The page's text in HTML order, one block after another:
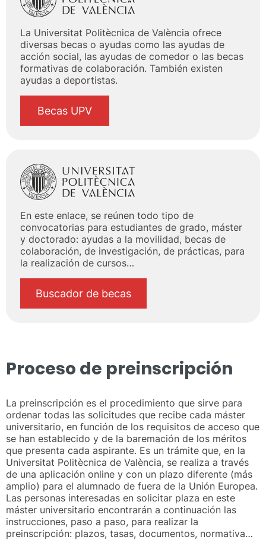
La Universitat Politècnica de València ofrece
diversas becas o ayudas como las ayudas de
acción social, las ayudas de comedor o las becas
formativas de colaboración. También existen
ayudas a deportistas.
Becas UPV
En este enlace, se reúnen todo tipo de
convocatorias para estudiantes de grado, máster
y doctorado: ayudas a la movilidad, becas de
colaboración, de investigación, de prácticas, para
la realización de cursos…
Buscador de becas
Proceso de preinscripción
La preinscripción es el procedimiento que sirve para
ordenar todas las solicitudes que recibe cada máster
universitario, en función de los requisitos de acceso que
se han establecido y de la baremación de los méritos
que presenta cada aspirante. Es un trámite que, en la
Universitat Politècnica de València, se realiza a través
de una aplicación online y con un plazo diferente (más
amplio) para el alumnado de fuera de la Unión Europea.
Las personas interesadas en solicitar plaza en este
máster universitario encontrarán a continuación las
instrucciones, paso a paso, para realizar la
preinscripción: plazos, tasas, documentos, normativa…